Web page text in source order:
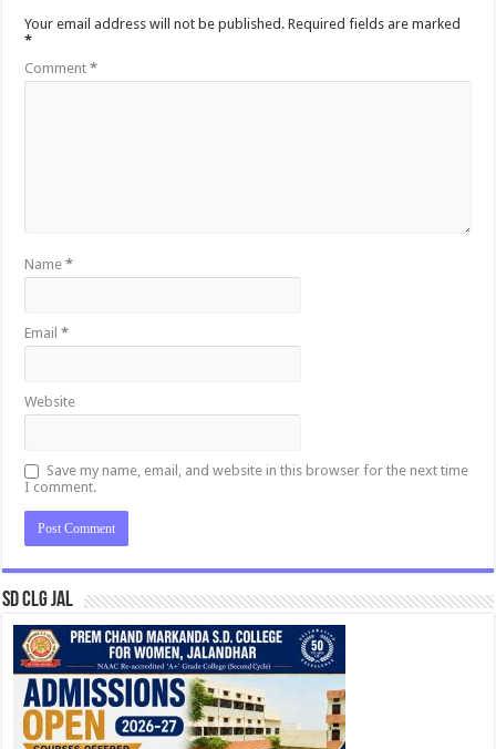
Your email address will not be published. Required fields are marked
*
Comment*
Name*
Email*
Website
Save my name, email, and website in this browser for the next time
I comment.
SD CLG JAL